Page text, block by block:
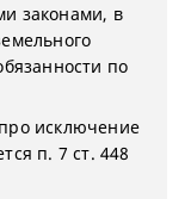
законами, в
по
исключение
п. 7 ст. 448